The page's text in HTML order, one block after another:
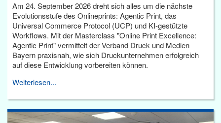
Am 24. September 2026 dreht sich alles um die nächste
Evolutionsstufe des Onlineprints: Agentic Print, das
Universal Commerce Protocol (UCP) und KI-gestützte
Workflows. Mit der Masterclass "Online Print Excellence:
Agentic Print" vermittelt der Verband Druck und Medien
Bayern praxisnah, wie sich Druckunternehmen erfolgreich
auf diese Entwicklung vorbereiten können.
Weiterlesen...